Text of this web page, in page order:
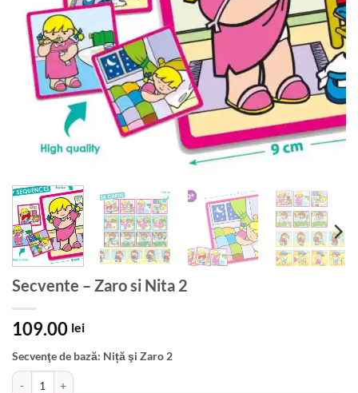
Secvente – Zaro si Nita 2
109.00 lei
Secvenţe de bază: Niță şi Zaro 2
Cantitate Secvente - Zaro si Nita 2